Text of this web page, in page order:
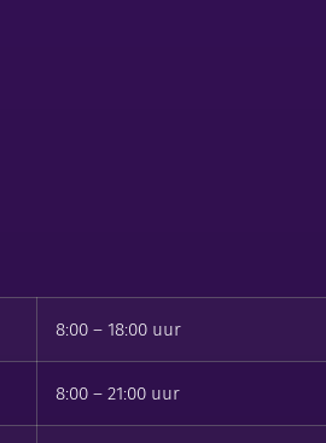
8:00 – 18:00 uur
8:00 – 21:00 uur